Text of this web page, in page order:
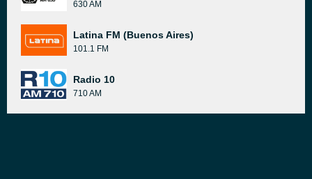
630 AM
Latina FM (Buenos Aires)
101.1 FM
Radio 10
710 AM